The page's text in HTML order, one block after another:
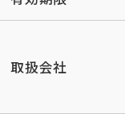
取扱会社